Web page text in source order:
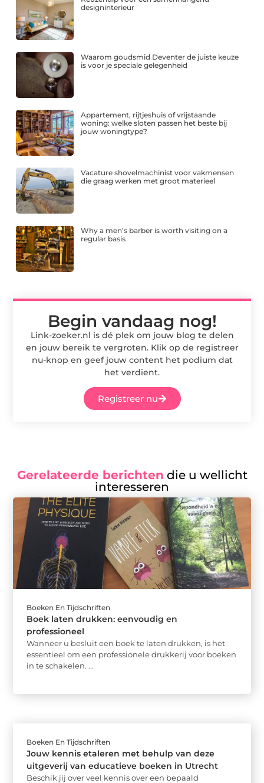
designinterieur
Waarom goudsmid Deventer de juiste keuze
is voor je speciale gelegenheid
Appartement, rijtjeshuis of vrijstaande
woning: welke sloten passen het beste bij
jouw woningtype?
Vacature shovelmachinist voor vakmensen
die graag werken met groot materieel
Why a men’s barber is worth visiting on a
regular basis
Begin vandaag nog!
Link-zoeker.nl is dé plek om jouw blog te delen
en jouw bereik te vergroten. Klik op de registreer
nu-knop en geef jouw content het podium dat
het verdient.
Registreer nu
Gerelateerde berichten die u wellicht
interesseren
Boeken En Tijdschriften
Boek laten drukken: eenvoudig en
professioneel
Wanneer u besluit een boek te laten drukken, is het
essentieel om een professionele drukkerij voor boeken
in te schakelen. ...
Boeken En Tijdschriften
Jouw kennis etaleren met behulp van deze
uitgeverij van educatieve boeken in Utrecht
Beschik jij over veel kennis over een bepaald